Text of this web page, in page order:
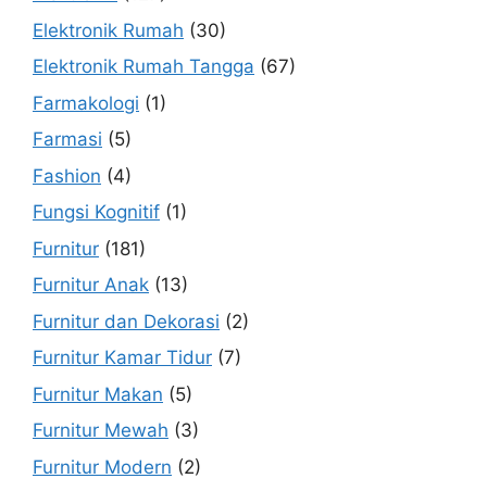
Elektronik Rumah (30)
Elektronik Rumah Tangga (67)
Farmakologi (1)
Farmasi (5)
Fashion (4)
Fungsi Kognitif (1)
Furnitur (181)
Furnitur Anak (13)
Furnitur dan Dekorasi (2)
Furnitur Kamar Tidur (7)
Furnitur Makan (5)
Furnitur Mewah (3)
Furnitur Modern (2)